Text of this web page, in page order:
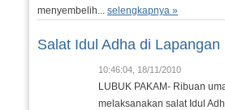
menyembelih... selengkapnya »
Salat Idul Adha di Lapangan
10:46:04, 18/11/2010
LUBUK PAKAM- Ribuan
melaksanakan salat Idul